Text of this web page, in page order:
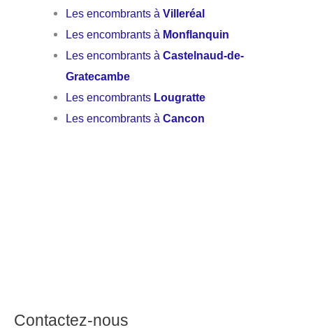
Les encombrants àVilleréal
Les encombrants à Monflanquin
Les encombrants àCastelnaud-de-
Gratecambe
Les encombrants Lougratte
Les encombrants àCancon
Contactez-nous